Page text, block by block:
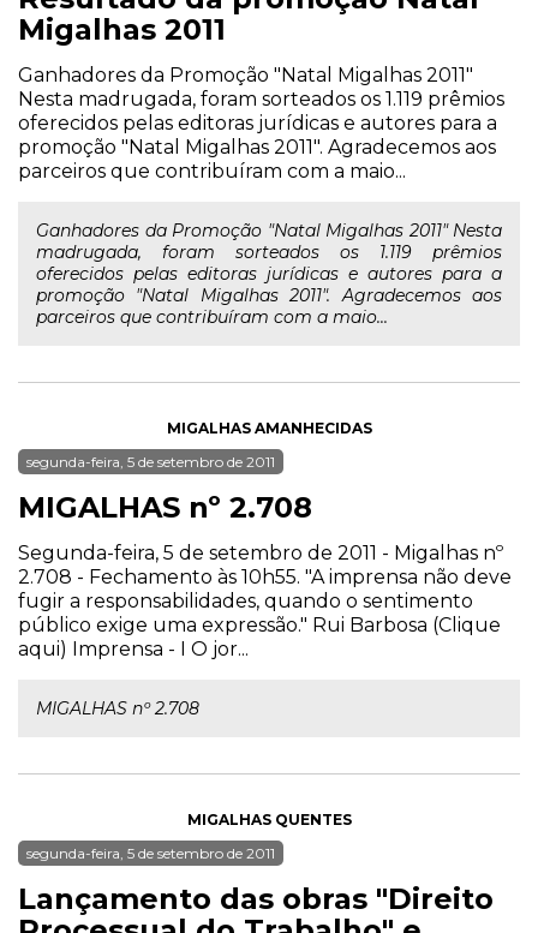
Migalhas 2011
Ganhadores da Promoção "Natal Migalhas 2011"
Nesta madrugada, foram sorteados os 1.119 prêmios
oferecidos pelas editoras jurídicas e autores para a
promoção "Natal Migalhas 2011". Agradecemos aos
parceiros que contribuíram com a maio...
Ganhadores da Promoção "Natal Migalhas 2011" Nesta
madrugada, foram sorteados os 1.119 prêmios
oferecidos pelas editoras jurídicas e autores para a
promoção "Natal Migalhas 2011". Agradecemos aos
parceiros que contribuíram com a maio...
MIGALHAS AMANHECIDAS
segunda-feira, 5 de setembro de 2011
MIGALHAS nº 2.708
Segunda-feira, 5 de setembro de 2011 - Migalhas nº
2.708 - Fechamento às 10h55. "A imprensa não deve
fugir a responsabilidades, quando o sentimento
público exige uma expressão." Rui Barbosa (Clique
aqui) Imprensa - I O jor...
MIGALHAS nº 2.708
MIGALHAS QUENTES
segunda-feira, 5 de setembro de 2011
Lançamento das obras "Direito